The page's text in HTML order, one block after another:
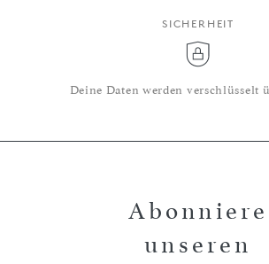
SICHERHEIT
Deine Daten werden verschlüsselt
Abonniere
unseren